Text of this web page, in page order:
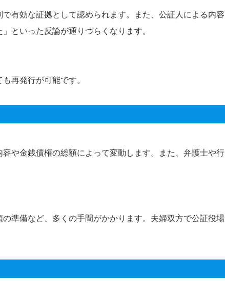
有効な証拠として認められます。また、公証人による内容
といった反論が通りづらくなります。
再発行が可能です。
や金銭債権の総額によって変動します。また、弁護士や行
準備など、多くの手間がかかります。夫婦双方で公証役場